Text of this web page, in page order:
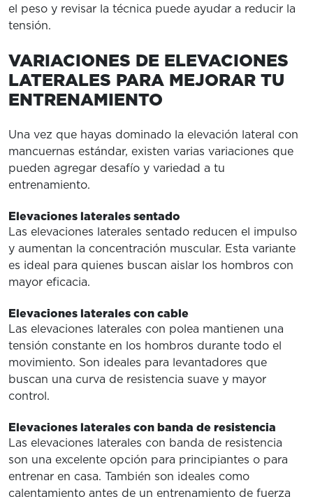
el peso y revisar la técnica puede ayudar a reducir la
tensión.
VARIACIONES DE ELEVACIONES
LATERALES PARA MEJORAR TU
ENTRENAMIENTO
Una vez que hayas dominado la elevación lateral con
mancuernas estándar, existen varias variaciones que
pueden agregar desafío y variedad a tu
entrenamiento.
Elevaciones laterales sentado
Las elevaciones laterales sentado reducen el impulso
y aumentan la concentración muscular. Esta variante
es ideal para quienes buscan aislar los hombros con
mayor eficacia.
Elevaciones laterales con cable
Las elevaciones laterales con polea mantienen una
tensión constante en los hombros durante todo el
movimiento. Son ideales para levantadores que
buscan una curva de resistencia suave y mayor
control.
Elevaciones laterales con banda de resistencia
Las elevaciones laterales con banda de resistencia
son una excelente opción para principiantes o para
entrenar en casa. También son ideales como
calentamiento antes de un entrenamiento de fuerza